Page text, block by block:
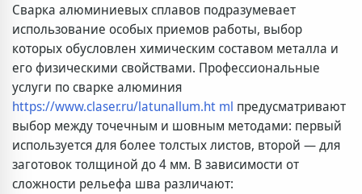
Сварка алюминиевых сплавов подразумевает
использование особых приемов работы, выбор
которых обусловлен химическим составом металла и
его физическими свойствами. Профессиональные
услуги по сварке алюминия
https://www.claser.ru/latunallum.ht ml предусматривают
выбор между точечным и шовным методами: первый
используется для более толстых листов, второй — для
заготовок толщиной до 4 мм. В зависимости от
сложности рельефа шва различают: